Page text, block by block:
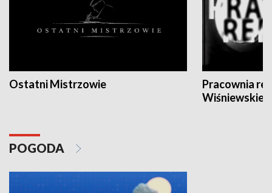
Ostatni Mistrzowie
Pracownia
POGODA